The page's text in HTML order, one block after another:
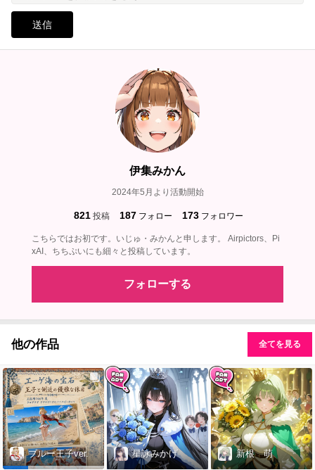
送信
伊集みかん
2024年5月より活動開始
821 投稿 187 フォロー 173 フォロワー
こちらではお初です。いじゅ・みかんと申します。 Airpictors、Pi
xAI、ちちぷいにも細々と投稿しています。
フォローする
他の作品 全てを見る
ブルー王子ver. 星詠みかげ 新根 萌